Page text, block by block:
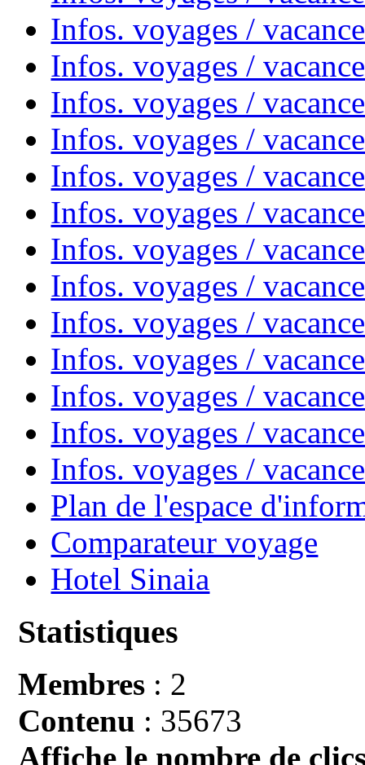
Infos. voyages /
Infos. voyages /
Infos. voyages /
Infos. voyages /
Infos. voyages /
Infos. voyages /
Infos. voyages /
Infos. voyages /
Infos. voyages /
Infos. voyages /
Infos. voyages /
Infos. voyages /
Infos. voyages /
Plan de l'espace
Comparateur voyage
Hotel Sinaia
Statistiques
Membres : 2
Contenu : 35673
Affiche le nombre de